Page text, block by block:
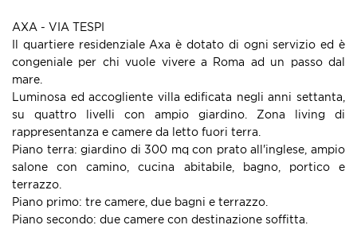
AXA - VIA TESPI
Il quartiere residenziale Axa è dotato di ogni servizio ed è
congeniale per chi vuole vivere a Roma ad un passo dal
mare.
Luminosa ed accogliente villa edificata negli anni settanta,
su quattro livelli con ampio giardino. Zona living di
rappresentanza e camere da letto fuori terra.
Piano terra: giardino di 300 mq con prato all'inglese, ampio
salone con camino, cucina abitabile, bagno, portico e
terrazzo.
Piano primo: tre camere, due bagni e terrazzo.
Piano secondo: due camere con destinazione soffitta.